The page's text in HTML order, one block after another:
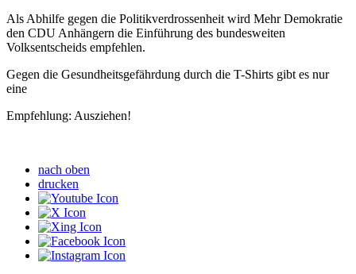
Als Abhilfe gegen die Politikverdrossenheit wird Mehr Demokratie
den CDU Anhängern die Einführung des bundesweiten
Volksentscheids empfehlen.
Gegen die Gesundheitsgefährdung durch die T-Shirts gibt es nur
eine
Empfehlung: Ausziehen!
nach oben
drucken